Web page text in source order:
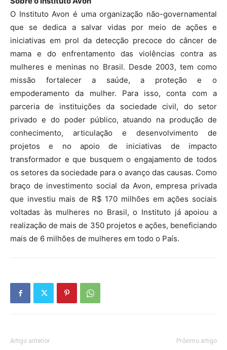
O Instituto Avon é uma organização não-governamental
que se dedica a salvar vidas por meio de ações e
iniciativas em prol da detecção precoce do câncer de
mama e do enfrentamento das violências contra as
mulheres e meninas no Brasil. Desde 2003, tem como
missão fortalecer a saúde, a proteção e o
empoderamento da mulher. Para isso, conta com a
parceria de instituições da sociedade civil, do setor
privado e do poder público, atuando na produção de
conhecimento, articulação e desenvolvimento de
projetos e no apoio de iniciativas de impacto
transformador e que busquem o engajamento de todos
os setores da sociedade para o avanço das causas. Como
braço de investimento social da Avon, empresa privada
que investiu mais de R$ 170 milhões em ações sociais
voltadas às mulheres no Brasil, o Instituto já apoiou a
realização de mais de 350 projetos e ações, beneficiando
mais de 6 milhões de mulheres em todo o País.
Artigo anterior Próximo artigo